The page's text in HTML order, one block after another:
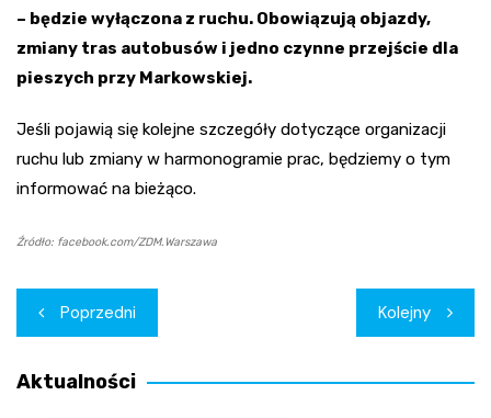
– będzie wyłączona z ruchu. Obowiązują objazdy,
zmiany tras autobusów i jedno czynne przejście dla
pieszych przy Markowskiej.
Jeśli pojawią się kolejne szczegóły dotyczące organizacji
ruchu lub zmiany w harmonogramie prac, będziemy o tym
informować na bieżąco.
Źródło: facebook.com/ZDM.Warszawa
Nawigacja
wpisu
Poprzedni Kolejny
Aktualności